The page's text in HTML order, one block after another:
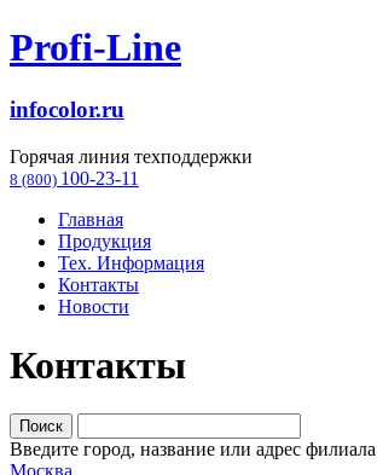
Profi-Line
infocolor.ru
Горячая линия техподдержки
8 (800) 100-23-11
Главная
Продукция
Тех. Информация
Контакты
Новости
Контакты
Введите город, название или адрес филиала